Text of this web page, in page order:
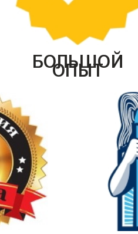
БОЛЬШОЙ
ОПЫТ